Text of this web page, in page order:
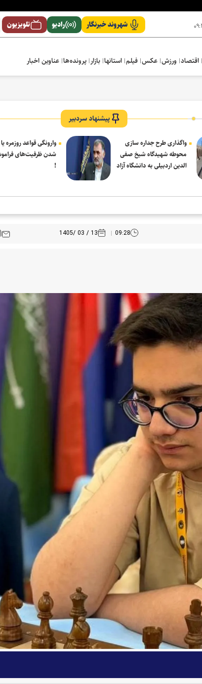
شهروند خبرنگار رادیو تلویزیون
اقتصاد ورزش عکس فیلم استانها بازار پرونده‌ها عناوین اخبار
پیشنهاد سردبیر
واگذاری طرح جداره سازی
محوطه شهیدگاه شیخ صفی
الدین اردبیلی به دانشگاه آزاد
وارونگی قواعد روزمره
شدن ظرفیت‌های
!
09:28
13 / 03 /1405